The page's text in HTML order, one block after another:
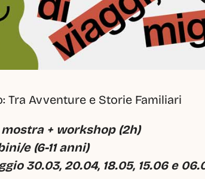
Tra Avventure e Storie Familiari
+ workshop (2h)
e (6-11 anni)
30.03, 20.04, 18.05, 15.06 e